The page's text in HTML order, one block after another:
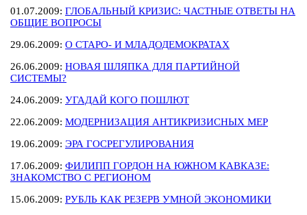
01.07.2009: ГЛОБАЛЬНЫЙ КРИЗИС: ЧАСТНЫЕ ОТВЕТЫ НА
ОБЩИЕ ВОПРОСЫ
29.06.2009: О СТАРО- И МЛАДОДЕМОКРАТАХ
26.06.2009: НОВАЯ ШЛЯПКА ДЛЯ ПАРТИЙНОЙ
СИСТЕМЫ?
24.06.2009: УГАДАЙ КОГО ПОШЛЮТ
22.06.2009: МОДЕРНИЗАЦИЯ АНТИКРИЗИСНЫХ МЕР
19.06.2009: ЭРА ГОСРЕГУЛИРОВАНИЯ
17.06.2009: ФИЛИПП ГОРДОН НА ЮЖНОМ КАВКАЗЕ:
ЗНАКОМСТВО С РЕГИОНОМ
15.06.2009: РУБЛЬ КАК РЕЗЕРВ УМНОЙ ЭКОНОМИКИ